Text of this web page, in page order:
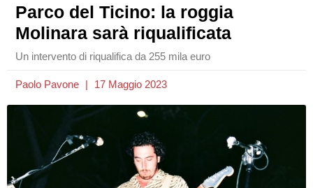
Parco del Ticino: la roggia
Molinara sarà riqualificata
Un intervento di riqualifica da 255 mila euro
Paolo Pavone 17 Maggio 2023